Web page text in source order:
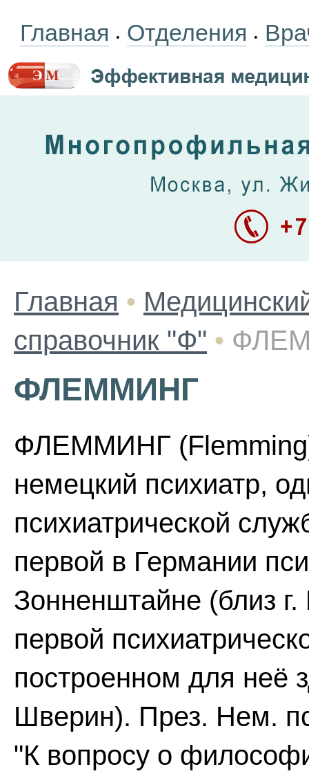
Главная • Отделения •
Главная •
справочник "Ф" •
ФЛЕММИНГ
ФЛЕММИНГ
немецкий психиатр,
психиатрической
первой в Германии
Зонненштайне (близ
первой
построенном для неё
Шверин). През. Нем.
"К вопросу о